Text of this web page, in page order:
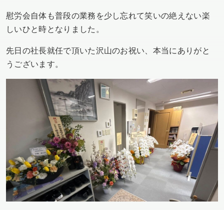
慰労会自体も普段の業務を少し忘れて笑いの絶えない楽
しいひと時となりました。
先日の社長就任で頂いた沢山のお祝い、本当にありがと
うございます。